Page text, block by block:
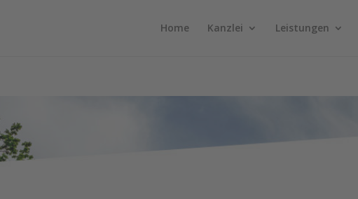
Home Kanzlei Leistungen